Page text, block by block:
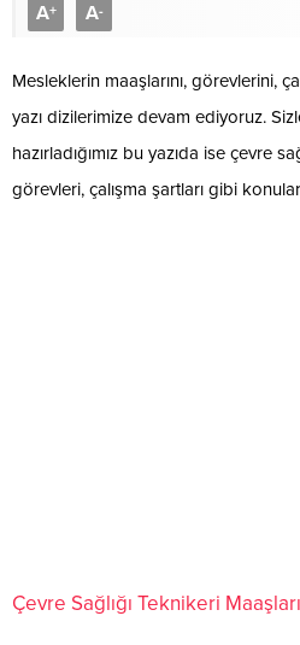
A+ A-
Mesleklerin maaşlarını, görevlerini,
yazı dizilerimize devam ediyoruz.
hazırladığımız bu yazıda ise çevre
görevleri, çalışma şartları gibi
Çevre Sağlığı Teknikeri